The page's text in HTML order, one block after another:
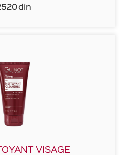
din
VISAGE